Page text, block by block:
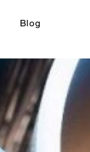
Blog